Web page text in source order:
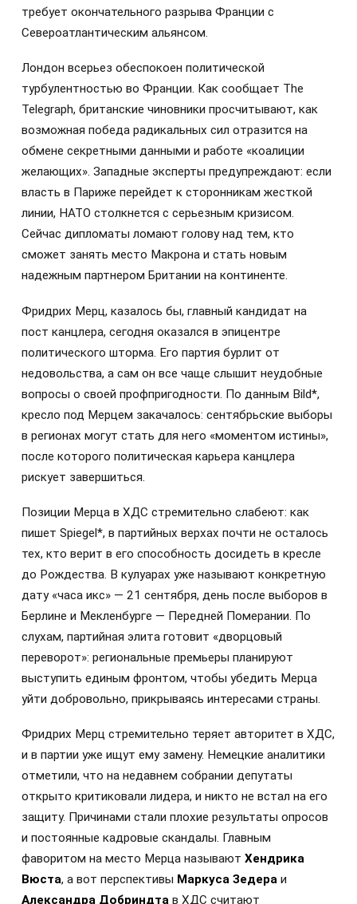
требует окончательного разрыва Франции с
Североатлантическим альянсом.
Лондон всерьез обеспокоен политической
турбулентностью во Франции. Как сообщает The
Telegraph, британские чиновники просчитывают, как
возможная победа радикальных сил отразится на
обмене секретными данными и работе «коалиции
желающих». Западные эксперты предупреждают: если
власть в Париже перейдет к сторонникам жесткой
линии, НАТО столкнется с серьезным кризисом.
Сейчас дипломаты ломают голову над тем, кто
сможет занять место Макрона и стать новым
надежным партнером Британии на континенте.
Фридрих Мерц, казалось бы, главный кандидат на
пост канцлера, сегодня оказался в эпицентре
политического шторма. Его партия бурлит от
недовольства, а сам он все чаще слышит неудобные
вопросы о своей профпригодности. По данным Bild*,
кресло под Мерцем закачалось: сентябрьские выборы
в регионах могут стать для него «моментом истины»,
после которого политическая карьера канцлера
рискует завершиться.
Позиции Мерца в ХДС стремительно слабеют: как
пишет Spiegel*, в партийных верхах почти не осталось
тех, кто верит в его способность досидеть в кресле
до Рождества. В кулуарах уже называют конкретную
дату «часа икс» — 21 сентября, день после выборов в
Берлине и Мекленбурге — Передней Померании. По
слухам, партийная элита готовит «дворцовый
переворот»: региональные премьеры планируют
выступить единым фронтом, чтобы убедить Мерца
уйти добровольно, прикрываясь интересами страны.
Фридрих Мерц стремительно теряет авторитет в ХДС,
и в партии уже ищут ему замену. Немецкие аналитики
отметили, что на недавнем собрании депутаты
открыто критиковали лидера, и никто не встал на его
защиту. Причинами стали плохие результаты опросов
и постоянные кадровые скандалы. Главным
фаворитом на место Мерца называют Хендрика
Вюста, а вот перспективы Маркуса Зедера и
Александра Добриндта в ХДС считают